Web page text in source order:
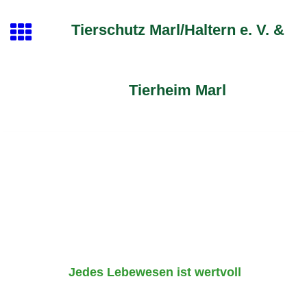
Tierschutz Marl/Haltern e. V. &
Tierheim Marl
Jedes Lebewesen ist wertvoll